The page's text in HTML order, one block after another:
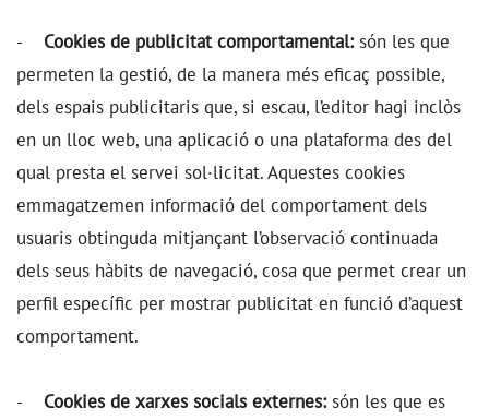
- Cookies de publicitat comportamental:són les que
permeten la gestió, de la manera més eficaç possible,
dels espais publicitaris que, si escau, l’editor hagi inclòs
en un lloc web, una aplicació o una plataforma des del
qual presta el servei sol·licitat. Aquestes cookies
emmagatzemen informació del comportament dels
usuaris obtinguda mitjançant l’observació continuada
dels seus hàbits de navegació, cosa que permet crear un
perfil específic per mostrar publicitat en funció d’aquest
comportament.
- Cookies de xarxes socials externes:són les que es